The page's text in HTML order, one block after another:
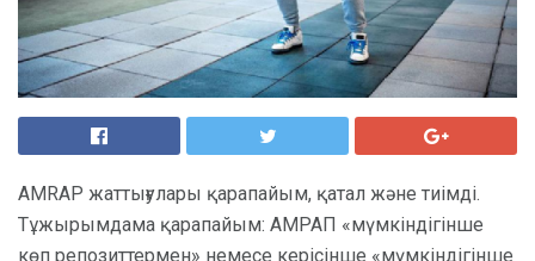
AMRAP жаттығулары қарапайым, қатал және тиімді.
Тұжырымдама қарапайым: АМРАП «мүмкіндігінше
көп репозиттермен» немесе керісінше «мүмкіндігінше